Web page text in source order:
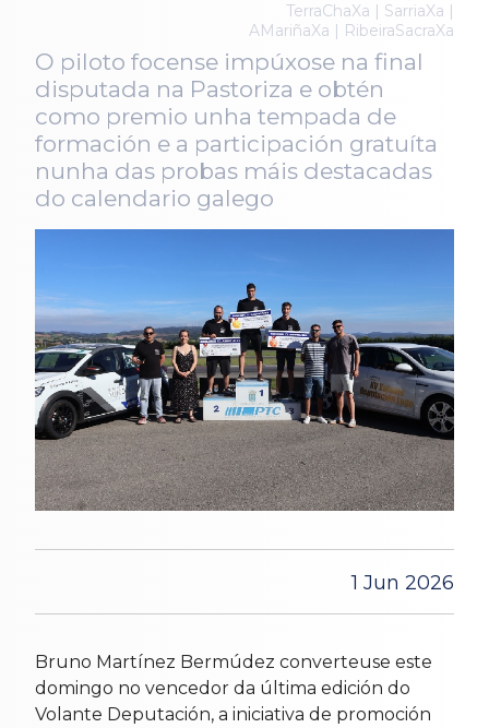
TerraChaXa | SarriaXa |
AMariñaXa | RibeiraSacraXa
O piloto focense impúxose na final
disputada na Pastoriza e obtén
como premio unha tempada de
formación e a participación gratuíta
nunha das probas máis destacadas
do calendario galego
1 Jun 2026
Bruno Martínez Bermúdez converteuse este
domingo no vencedor da última edición do
Volante Deputación, a iniciativa de promoción